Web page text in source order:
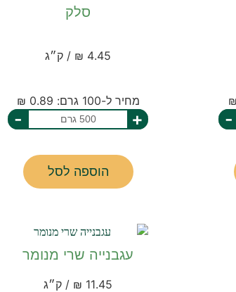
-
סלק
4.45 ₪ / ק״ג
מחיר ל-100 גרם: 0.89 ₪
+
-
הוספה לסל
עגבנייה שרי מנומר
11.45 ₪ / ק״ג